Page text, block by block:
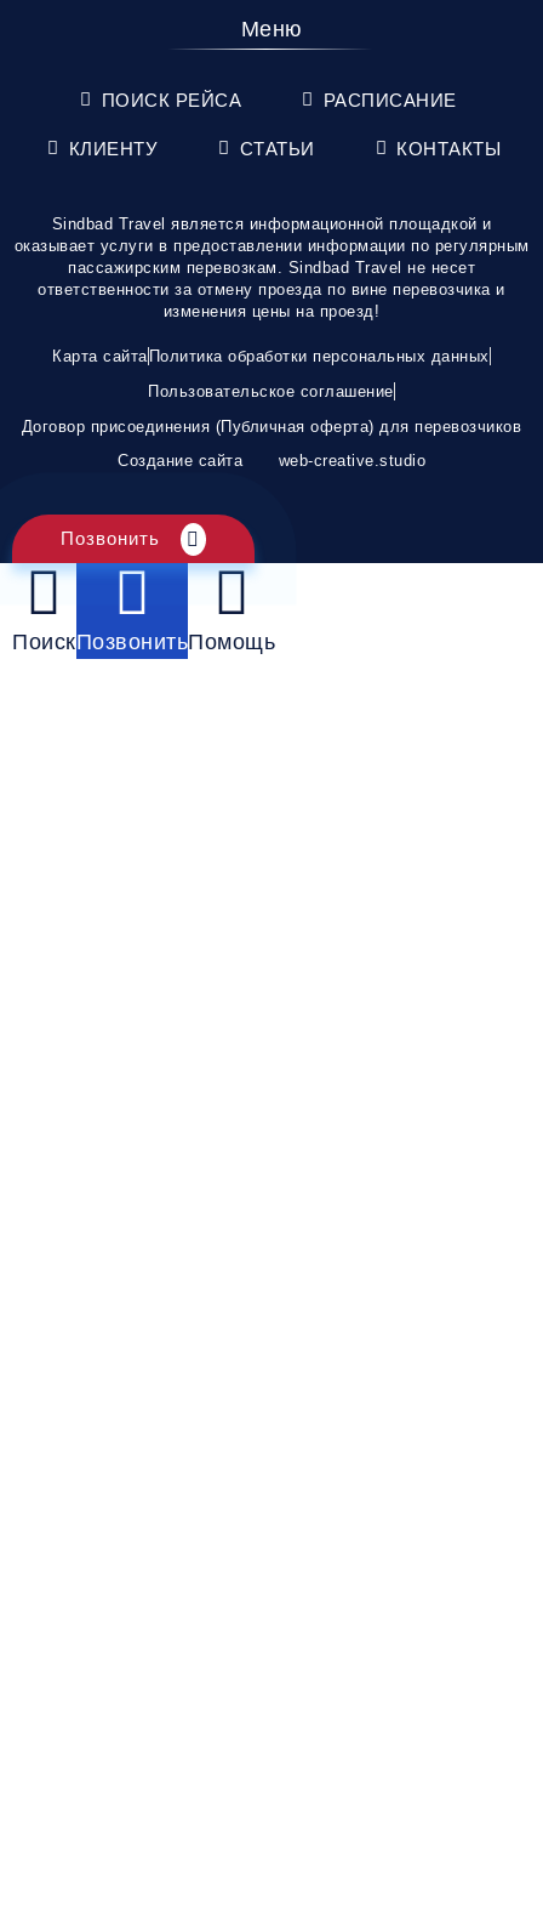
Меню
ПОИСК РЕЙСА РАСПИСАНИЕ
КЛИЕНТУ СТАТЬИ КОНТАКТЫ
Sindbad Travel является информационной площадкой и
оказывает услуги в предоставлении информации по регулярным
пассажирским перевозкам. Sindbad Travel не несет
ответственности за отмену проезда по вине перевозчика и
изменения цены на проезд!
Карта сайта Политика обработки персональных данных
Пользовательское соглашение
Договор присоединения (Публичная оферта) для перевозчиков
Создание сайта
web-creative.studio
Позвонить
ПоискПозвонитьПомощь